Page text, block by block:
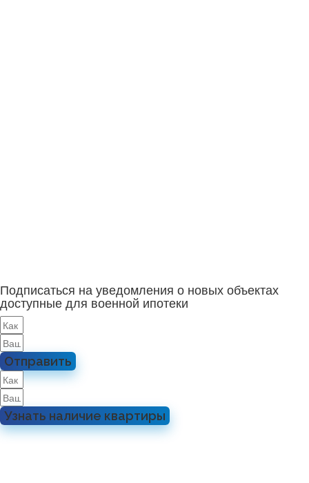
Подписаться на уведомления о новых объектах
доступные для военной ипотеки
Отправить
Узнать наличие квартиры